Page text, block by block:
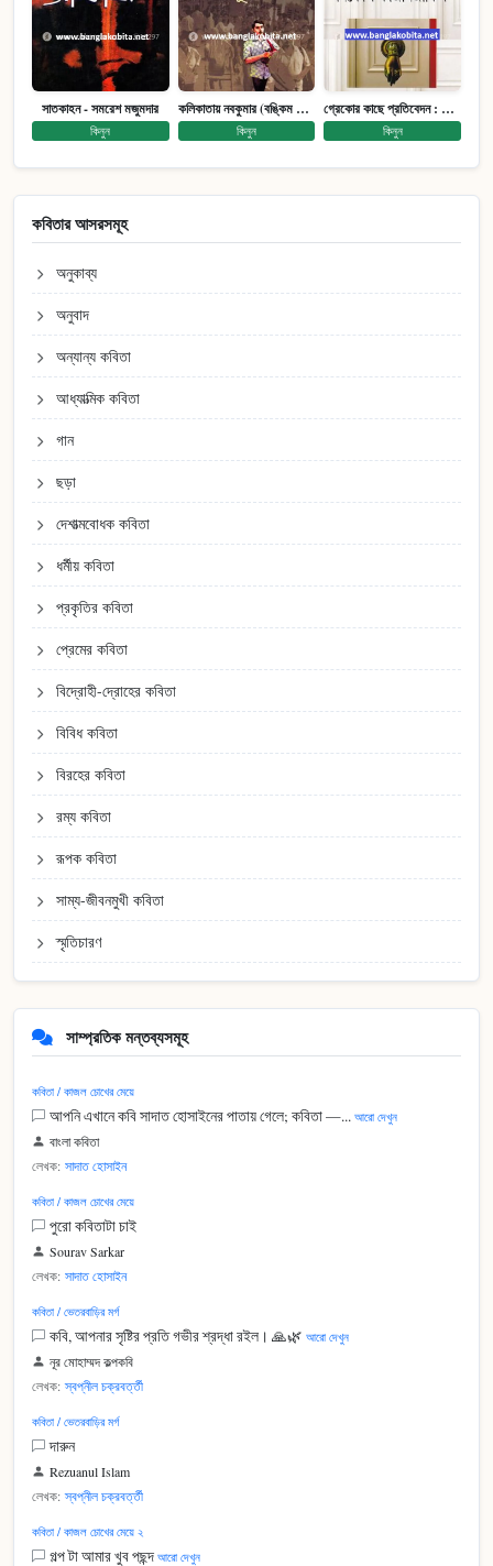
সাতকাহন - সমরেশ মজুমদার
কিনুন
কলিকাতায় নবকুমার (বঙ্কিম পুরষ্কারে সম্মানিত)(মানবিক মেগা উপন্যাস)
কিনুন
গ্রেকোর কাছে প্রতিবেদন : আত্মজীবনী
কিনুন
কবিতার আসরসমূহ
অনুকাব্য
অনুবাদ
অন্যান্য কবিতা
আধ্যাত্মিক কবিতা
গান
ছড়া
দেশাত্মবোধক কবিতা
ধর্মীয় কবিতা
প্রকৃতির কবিতা
প্রেমের কবিতা
বিদ্রোহী-দ্রোহের কবিতা
বিবিধ কবিতা
বিরহের কবিতা
রম্য কবিতা
রূপক কবিতা
সাম্য-জীবনমুখী কবিতা
স্মৃতিচারণ
সাম্প্রতিক মন্তব্যসমূহ
কবিতা / কাজল চোখের মেয়ে
আপনি এখানে কবি সাদাত হোসাইনের পাতায় গেলে; কবিতা —... আরো দেখুন
বাংলা কবিতা
লেখক: সাদাত হোসাইন
কবিতা / কাজল চোখের মেয়ে
পুরো কবিতাটা চাই
Sourav Sarkar
লেখক: সাদাত হোসাইন
কবিতা / ভেতরবাড়ির মর্গ
কবি, আপনার সৃষ্টির প্রতি গভীর শ্রদ্ধা রইল। 🙏🌿 আরো দেখুন
নূর মোহাম্মদ কল্পকবি
লেখক: স্বপ্নীল চক্রবর্ত্তী
কবিতা / ভেতরবাড়ির মর্গ
দারুন
Rezuanul Islam
লেখক: স্বপ্নীল চক্রবর্ত্তী
কবিতা / কাজল চোখের মেয়ে ২
গল্প টা আমার খুব পছন্দ আরো দেখুন